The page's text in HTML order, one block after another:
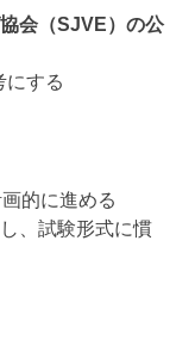
会（SJVE）の公
にする
的に進める
、試験形式に慣